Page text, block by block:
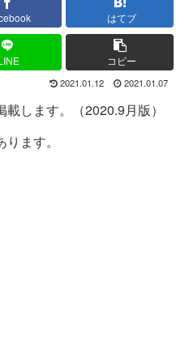
はてブ
コピー
2021.01.12 2021.01.07
します。（2020.9月版）
ます。